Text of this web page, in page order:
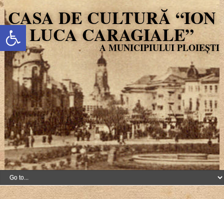
Deschide bara de unelte
CASA DE CULTURĂ “ION
LUCA CARAGIALE”